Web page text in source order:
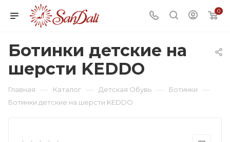
0
Ботинки детские на
шерсти KEDDO
Главная — Каталог — Детская Обувь — Ботинки —
Ботинки детские на шерсти KEDDO